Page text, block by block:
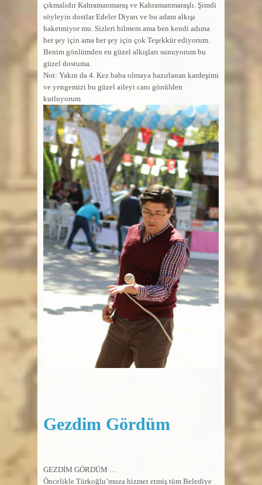
çıkmalıdır Kahramanmaraş ve Kahramanmaraşlı. Şimdi
söyleyin dostlar Edeler Diyarı ve bu adam alkışı
haketmiyor mu. Sizleri bilmem ama ben kendi adıma
her şey için ama her şey için çok Teşekkür ediyorum.
Benim gönlümden en güzel alkışları sunuyorum bu
güzel dostuma.
Not: Yakın da 4. Kez baba olmaya hazırlanan kardeşimi
ve yengemizi bu güzel aileyi canı gönülden
kutluyorum
Gezdim Gördüm
GEZDİM GÖRDÜM …
Öncelikle Türkoğlu’muza hizmet etmiş tüm Belediye